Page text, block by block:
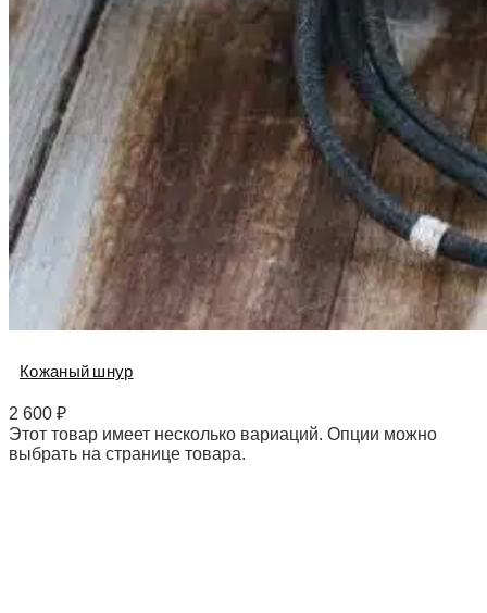
Кожаный шнур
2 600 ₽
Этот товар имеет несколько вариаций. Опции можно
выбрать на странице товара.